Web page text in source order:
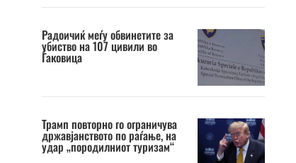
Радоичиќ меѓу обвинетите за
убиство на 107 цивили во
Ѓаковица
Трамп повторно го ограничува
државјанството по раѓање, на
удар „породилниот туризам“